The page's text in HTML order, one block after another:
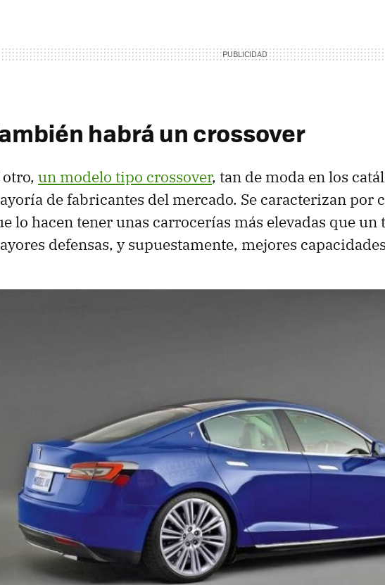
habrá un crossover
otro, un modelo tipo crossover, tan de moda en los
de fabricantes del mercado. Se caracterizan por
lo hacen tener unas carrocerías más elevadas que
defensas, y supuestamente, mejores